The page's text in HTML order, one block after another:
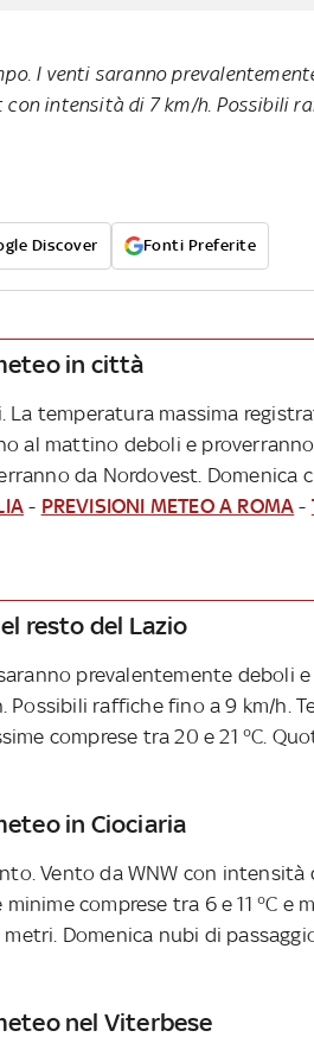
I venti saranno
con intensità di 7 km/h. Possibili
Discover Fonti Preferite
in città
La temperatura massima
al mattino deboli e
da Nordovest. Domenica
- PREVISIONI METEO A ROMA -
resto del Lazio
prevalentemente deboli
Possibili raffiche fino a 9 km/h.
comprese tra 20 e 21 °C.
in Ciociaria
Vento da WNW con intensità
comprese tra 6 e 11 °C e
Domenica nubi di
nel Viterbese